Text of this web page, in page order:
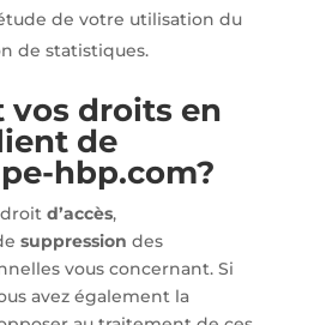
de votre utilisation du
de statistiques.
vos droits en
de
hbp.com?
droit d’accès,
suppression des
vous concernant. Si
avez également la